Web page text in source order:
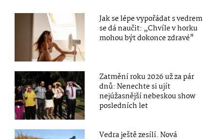
Jak se lépe vypořádat s vedrem
se dá naučit: „Chvíle v horku
mohou být dokonce zdravé"
Zatmění roku 2026 už za pár
dnů: Nenechte si ujít
nejúžasnější nebeskou show
posledních let
Vedra ještě zesílí. Nová